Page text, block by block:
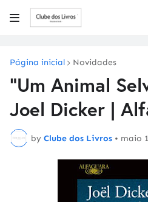
Página inicial Novidades
"Um Animal
Joel Dicker |
by Clube dos Livros • maio